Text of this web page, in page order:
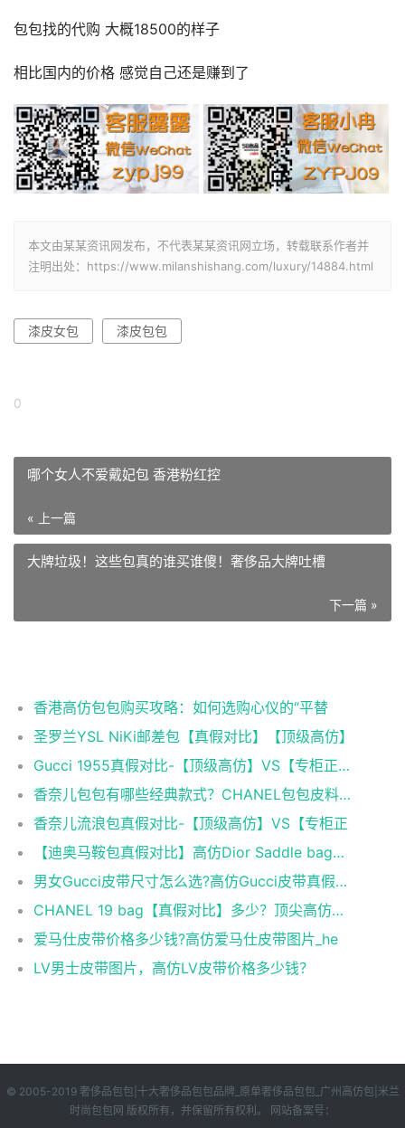
包包找的代购 大概18500的样子
相比国内的价格 感觉自己还是赚到了
本文由某某资讯网发布，不代表某某资讯网立场，转载联系作者并
注明出处：https://www.milanshishang.com/luxury/14884.html
漆皮女包 漆皮包包
0
哪个女人不爱戴妃包 香港粉红控
« 上一篇
大牌垃圾！这些包真的谁买谁傻！奢侈品大牌吐槽
下一篇 »
香港高仿包包购买攻略：如何选购心仪的“平替
圣罗兰YSL NiKi邮差包【真假对比】【顶级高仿】
Gucci 1955真假对比-【顶级高仿】VS【专柜正品】
香奈儿包包有哪些经典款式？CHANEL包包皮料科普
香奈儿流浪包真假对比-【顶级高仿】VS【专柜正
【迪奥马鞍包真假对比】高仿Dior Saddle bag马鞍包
男女Gucci皮带尺寸怎么选?高仿Gucci皮带真假对比！
CHANEL 19 bag【真假对比】多少？顶尖高仿香奈儿
爱马仕皮带价格多少钱?高仿爱马仕皮带图片_he
LV男士皮带图片，高仿LV皮带价格多少钱？
© 2005-2019 奢侈品包包|十大奢侈品包包品牌_原单奢侈品包包_广州高仿包|米兰
时尚包包网 版权所有，并保留所有权利。 网站备案号：